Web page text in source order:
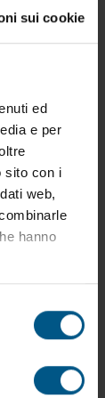
sui cookie
ed
e per
sito con i
web,
hanno
della